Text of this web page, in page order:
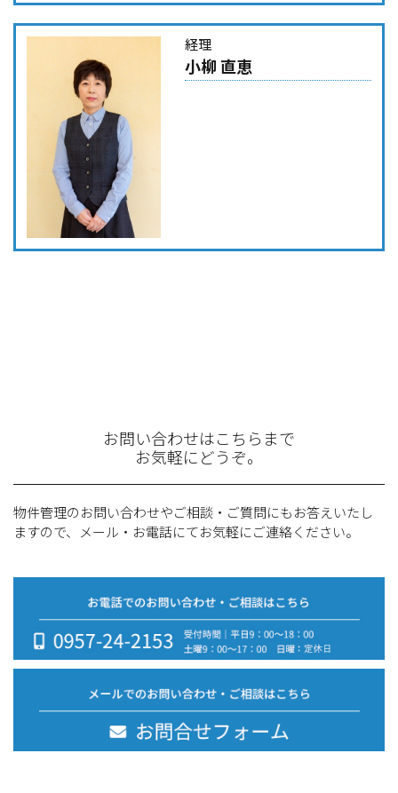
経理
小柳 直恵
お問い合わせはこちらまで
お気軽にどうぞ。
物件管理のお問い合わせやご相談・ご質問にもお答えいたし
ますので、メール・お電話にてお気軽にご連絡ください。